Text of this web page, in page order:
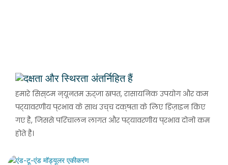
दक्षता और स्थिरता अंतर्निहित हैं
हमारे सिस्टम न्यूनतम ऊर्जा खपत, रासायनिक उपयोग और कम
पर्यावरणीय प्रभाव के साथ उच्च दक्षता के लिए डिज़ाइन किए
गए हैं, जिससे परिचालन लागत और पर्यावरणीय प्रभाव दोनों कम
होते हैं।